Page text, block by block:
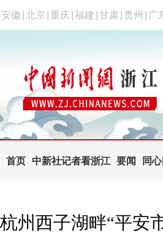
安徽 北京 重庆 福建 甘肃 贵州 广
首页 中新社记者看浙江 要闻 同心
杭州西子湖畔“平安